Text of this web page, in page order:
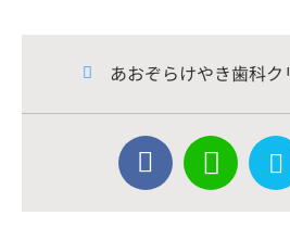
あおぞらけやき歯科